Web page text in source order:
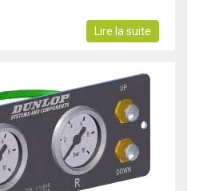
Lire la suite